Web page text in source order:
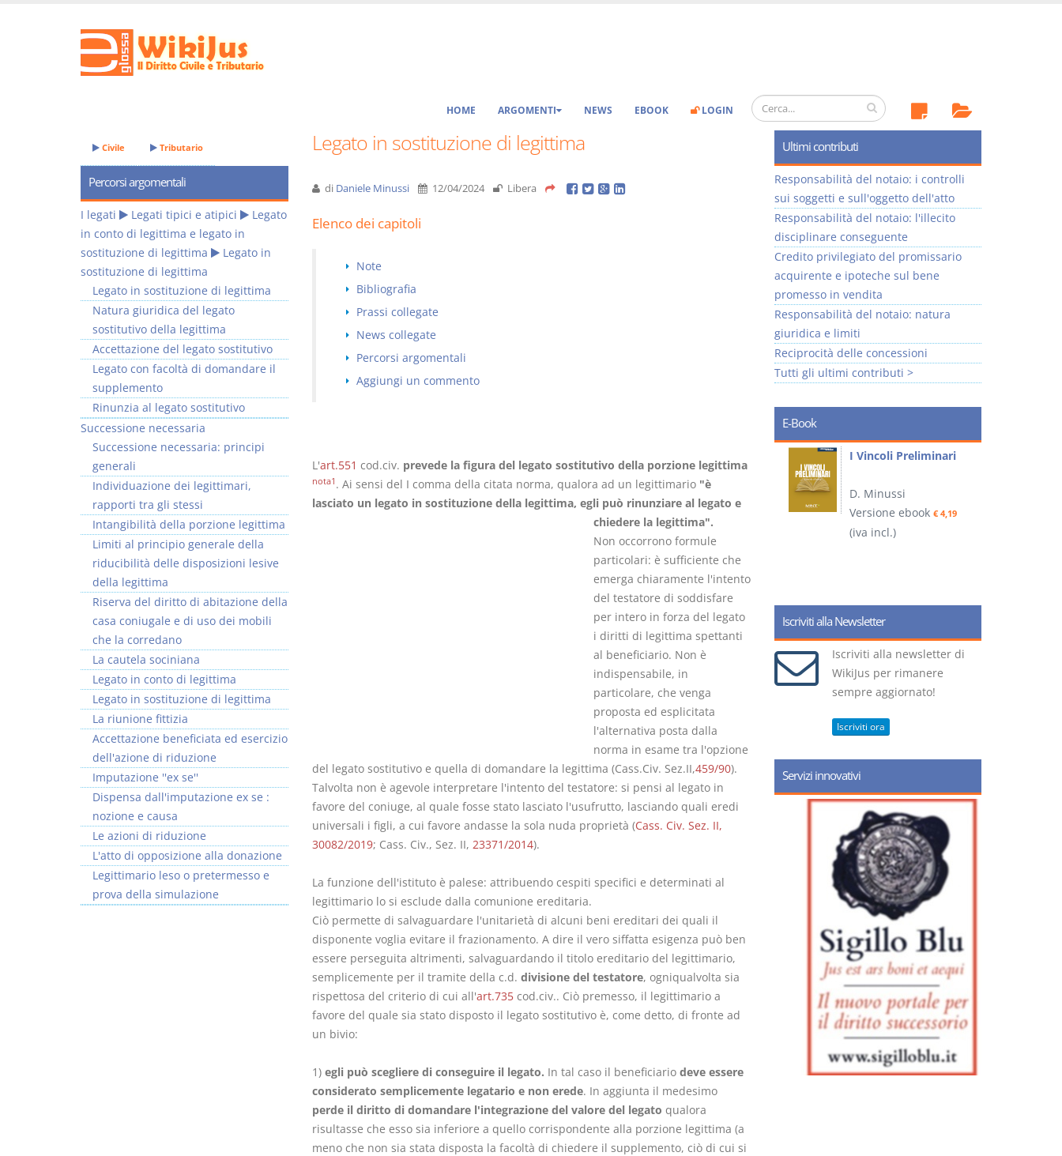
HOME ARGOMENTI NEWS EBOOK LOGIN
Legato in sostituzione di legittima
di Daniele Minussi 12/04/2024 Libera
Elenco dei capitoli
Note
Bibliografia
Prassi collegate
News collegate
Percorsi argomentali
Aggiungi un commento
L'art.551 cod.civ. prevede la figura del legato sostitutivo della porzione legittima
nota1 . Ai sensi del I comma della citata norma, qualora ad un legittimario "è
lasciato un legato in sostituzione della legittima, egli può rinunziare al legato e
chiedere la legittima".
Non occorrono formule
particolari: è sufficiente che
emerga chiaramente l'intento
del testatore di soddisfare
per intero in forza del legato
i diritti di legittima spettanti
al beneficiario. Non è
indispensabile, in
particolare, che venga
proposta ed esplicitata
l'alternativa posta dalla
norma in esame tra l'opzione
del legato sostitutivo e quella di domandare la legittima (Cass.Civ. Sez.II,459/90).
Talvolta non è agevole interpretare l'intento del testatore: si pensi al legato in
favore del coniuge, al quale fosse stato lasciato l'usufrutto, lasciando quali eredi
universali i figli, a cui favore andasse la sola nuda proprietà (Cass. Civ. Sez. II,
30082/2019; Cass. Civ., Sez. II, 23371/2014).
La funzione dell'istituto è palese: attribuendo cespiti specifici e determinati al
legittimario lo si esclude dalla comunione ereditaria.
Ciò permette di salvaguardare l'unitarietà di alcuni beni ereditari dei quali il
disponente voglia evitare il frazionamento. A dire il vero siffatta esigenza può ben
essere perseguita altrimenti, salvaguardando il titolo ereditario del legittimario,
semplicemente per il tramite della c.d. divisione del testatore, ogniqualvolta sia
rispettosa del criterio di cui all'art.735cod.civ.. Ciò premesso, il legittimario a
favore del quale sia stato disposto il legato sostitutivo è, come detto, di fronte ad
un bivio:
1) egli può scegliere di conseguire il legato. In tal caso il beneficiario deve essere
considerato semplicemente legatario e non erede. In aggiunta il medesimo
perde il diritto di domandare l'integrazione del valore del legato qualora
risultasse che esso sia inferiore a quello corrispondente alla porzione legittima (a
meno che non sia stata disposta la facoltà di chiedere il supplemento, ciò di cui si
Civile Tributario
Percorsi argomentali
I legati Legati tipici e atipici
Legato
in conto di legittima e legato in
sostituzione di legittima
Legato in
sostituzione di legittima
Legato in sostituzione di legittima
Natura giuridica del legato
sostitutivo della legittima
Accettazione del legato sostitutivo
Legato con facoltà di domandare il
supplemento
Rinunzia al legato sostitutivo
Successione necessaria
Successione necessaria: principi
generali
Individuazione dei legittimari,
rapporti tra gli stessi
Intangibilità della porzione legittima
Limiti al principio generale della
riducibilità delle disposizioni lesive
della legittima
Riserva del diritto di abitazione della
casa coniugale e di uso dei mobili
che la corredano
La cautela sociniana
Legato in conto di legittima
Legato in sostituzione di legittima
La riunione fittizia
Accettazione beneficiata ed esercizio
dell'azione di riduzione
Imputazione ''ex se''
Dispensa dall'imputazione ex se :
nozione e causa
Le azioni di riduzione
L'atto di opposizione alla donazione
Legittimario leso o pretermesso e
prova della simulazione
Ultimi contributi
Responsabilità del notaio: i controlli
sui soggetti e sull'oggetto dell'atto
Responsabilità del notaio: l'illecito
disciplinare conseguente
Credito privilegiato del promissario
acquirente e ipoteche sul bene
promesso in vendita
Responsabilità del notaio: natura
giuridica e limiti
Reciprocità delle concessioni
Tutti gli ultimi contributi >
E-Book
relazione giuridica
Versione ebook€ 5,99
I Singoli Contratti
D. Minussi
Versione ebook
(iva incl.)
La riforma di cui alla legge
Persone
D. Minussi
Versione ebook
I Vincoli Preliminari
D. Minussi
Versione ebook € 4,19
(iva incl.)
Iscriviti alla Newsletter
Iscriviti alla newsletter di
WikiJus per rimanere
sempre aggiornato!
Iscriviti ora
Servizi innovativi